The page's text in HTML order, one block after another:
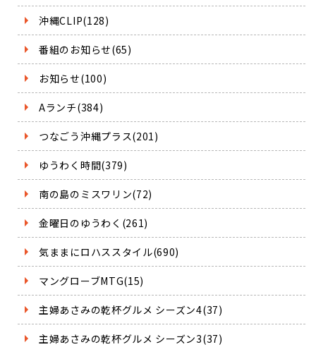
沖縄CLIP(128)
番組のお知らせ(65)
お知らせ(100)
Aランチ(384)
つなごう沖縄プラス(201)
ゆうわく時間(379)
南の島のミスワリン(72)
金曜日のゆうわく(261)
気ままにロハススタイル(690)
マングローブMTG(15)
主婦あさみの乾杯グルメ シーズン4(37)
主婦あさみの乾杯グルメ シーズン3(37)